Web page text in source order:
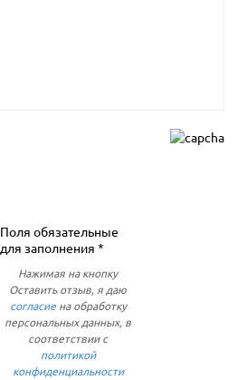
Поля обязательные
для заполнения *
Нажимая на кнопку
Оставить отзыв, я даю
согласиена обработку
персональных данных, в
соответствии с
политикой
конфиденциальности